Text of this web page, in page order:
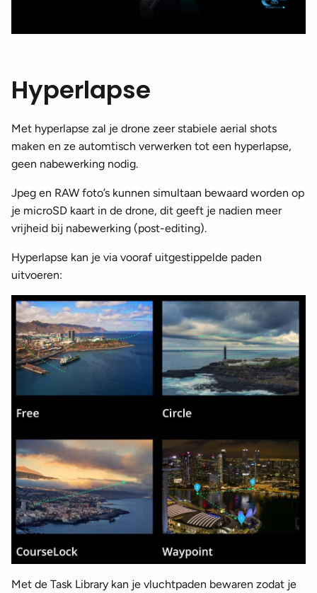
Hyperlapse
Met hyperlapse zal je drone zeer stabiele aerial shots
maken en ze automtisch verwerken tot een hyperlapse,
geen nabewerking nodig.
Jpeg en RAW foto’s kunnen simultaan bewaard worden op
je microSD kaart in de drone, dit geeft je nadien meer
vrijheid bij nabewerking (post-editing).
Hyperlapse kan je via vooraf uitgestippelde paden
uitvoeren:
Met de Task Library kan je vluchtpaden bewaren zodat je